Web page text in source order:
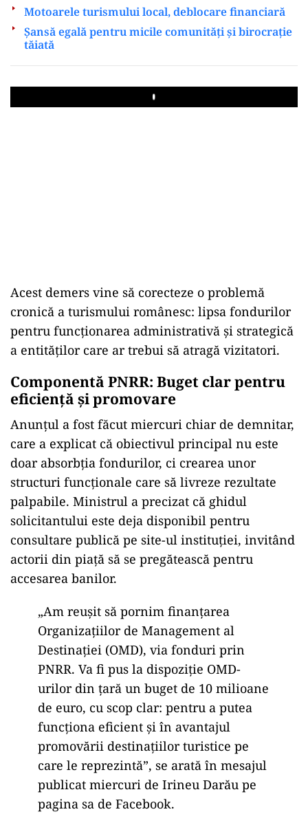
Motoarele turismului local, deblocare financiară
Șansă egală pentru micile comunități și birocrație
tăiată
Play
Acest demers vine să corecteze o problemă
cronică a turismului românesc: lipsa fondurilor
pentru funcționarea administrativă și strategică
a entităților care ar trebui să atragă vizitatori.
Componentă PNRR: Buget clar pentru
eficiență și promovare
Anunțul a fost făcut miercuri chiar de demnitar,
care a explicat că obiectivul principal nu este
doar absorbția fondurilor, ci crearea unor
structuri funcționale care să livreze rezultate
palpabile. Ministrul a precizat că ghidul
solicitantului este deja disponibil pentru
consultare publică pe site-ul instituției, invitând
actorii din piață să se pregătească pentru
accesarea banilor.
„Am reușit să pornim finanțarea
Organizațiilor de Management al
Destinației (OMD), via fonduri prin
PNRR. Va fi pus la dispoziție OMD-
urilor din țară un buget de 10 milioane
de euro, cu scop clar: pentru a putea
funcționa eficient și în avantajul
promovării destinațiilor turistice pe
care le reprezintă”, se arată în mesajul
publicat miercuri de Irineu Darău pe
pagina sa de Facebook.